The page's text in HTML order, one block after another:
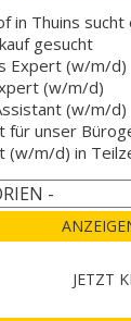
in Thuins sucht
gesucht
Expert (w/m/d)
(w/m/d)
(w/m/d)
für unser
(w/m/d) in
JETZT